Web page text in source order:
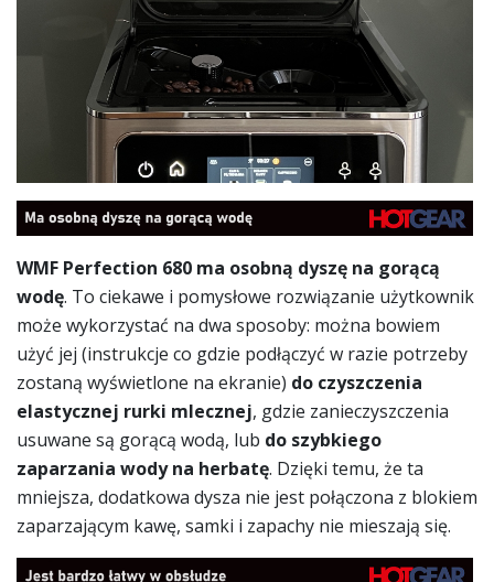
WMF Perfection 680 ma osobną dyszę na gorącą
wodę. To ciekawe i pomysłowe rozwiązanie użytkownik
może wykorzystać na dwa sposoby: można bowiem
użyć jej (instrukcje co gdzie podłączyć w razie potrzeby
zostaną wyświetlone na ekranie) do czyszczenia
elastycznej rurki mlecznej, gdzie zanieczyszczenia
usuwane są gorącą wodą, lub do szybkiego
zaparzania wody na herbatę. Dzięki temu, że ta
mniejsza, dodatkowa dysza nie jest połączona z blokiem
zaparzającym kawę, samki i zapachy nie mieszają się.